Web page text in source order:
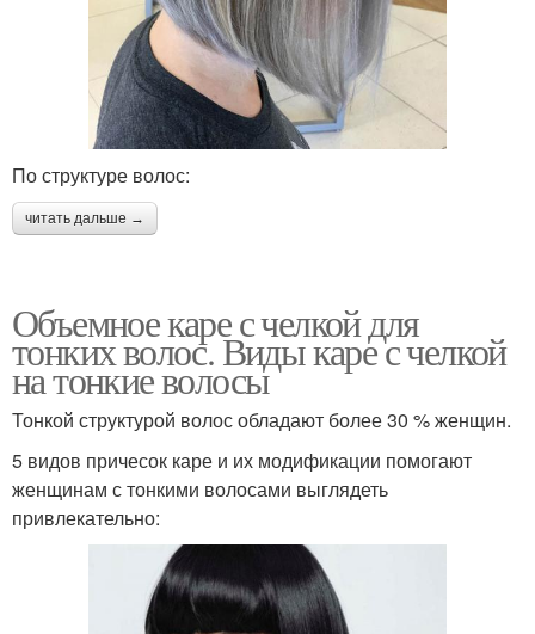
По структуре волос:
читать дальше →
Объемное каре с челкой для
тонких волос. Виды каре с челкой
на тонкие волосы
Тонкой структурой волос обладают более 30 % женщин.
5 видов причесок каре и их модификации помогают
женщинам с тонкими волосами выглядеть
привлекательно: